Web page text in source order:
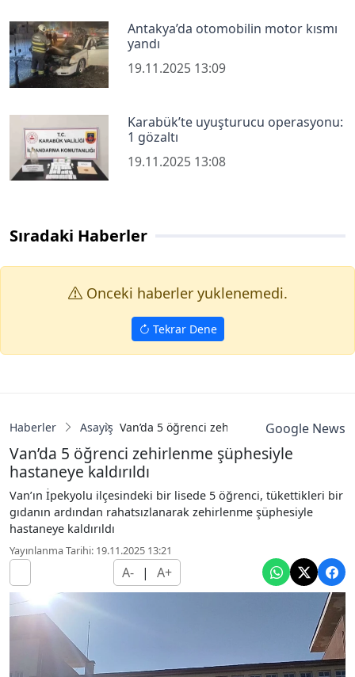
Antakya’da otomobilin motor kısmı
yandı
19.11.2025 13:09
Karabük’te uyuşturucu operasyonu:
1 gözaltı
19.11.2025 13:08
Sıradaki Haberler
Onceki haberler yuklenemedi.
Tekrar Dene
Haberler Asayiş Van’da 5 öğrenci zehirlenme şüphesiyle
Google News
Van’da 5 öğrenci zehirlenme şüphesiyle
hastaneye kaldırıldı
Van’ın İpekyolu ilçesindeki bir lisede 5 öğrenci, tükettikleri bir
gıdanın ardından rahatsızlanarak zehirlenme şüphesiyle
hastaneye kaldırıldı
Yayınlanma Tarihi: 19.11.2025 13:21
A- | A+